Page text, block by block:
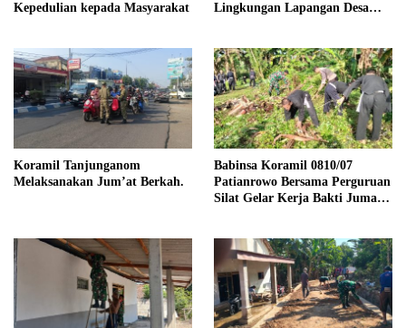
Kepedulian kepada Masyarakat
Lingkungan Lapangan Desa
Koramil Tanjunganom
Melaksanakan Jum’at Berkah.
Babinsa Koramil 0810/07
Patianrowo Bersama Perguruan
Silat Gelar Kerja Bakti Jumat